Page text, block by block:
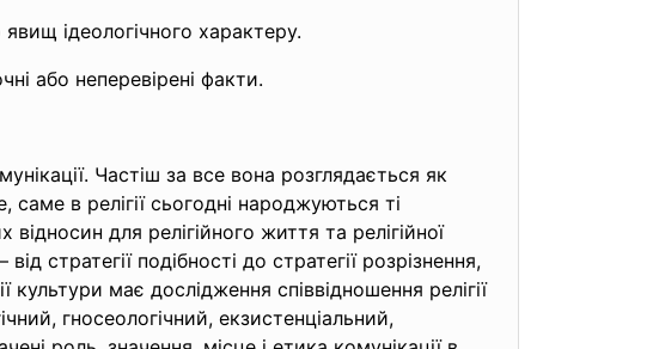
ідеологічного характеру.
або неперевірені факти.
Частіш за все вона розглядається як
в релігії сьогодні народжуються ті
для релігійного життя та релігійної
стратегії подібності до стратегії розрізнення,
має дослідження співвідношення релігії
гносеологічний, екзистенціальний,